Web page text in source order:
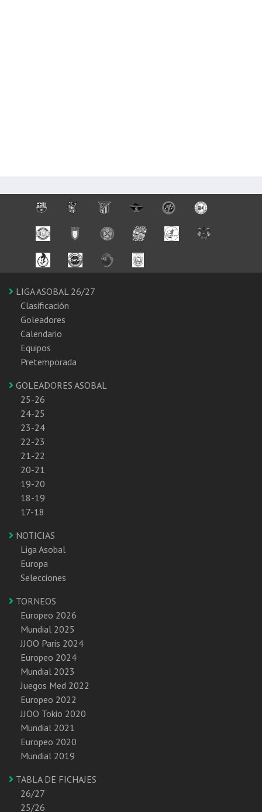
LIGA ASOBAL 26/27
Clasificación
Goleadores
Calendario
Equipos
Pretemporada
GOLEADORES ASOBAL
25-26
24-25
23-24
22-23
21-22
20-21
19-20
18-19
17-18
NOTICIAS
Liga Asobal
Europa
Selecciones
TORNEOS
Europeo 2026
Mundial 2025
JJOO Paris 2024
Europeo 2024
Mundial 2023
Juegos Med 2022
Europeo 2022
JJOO Tokio 2020
Mundial 2021
Europeo 2020
Mundial 2019
TABLA DE FICHAJES
26/27
25/26